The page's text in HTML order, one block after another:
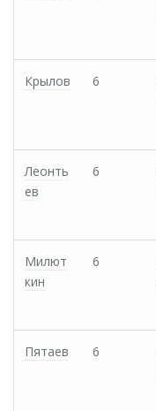
Крылов 6
Леонть
ев
6
Милют
кин
6
Пятаев 6